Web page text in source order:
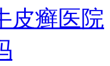
皮癣医院